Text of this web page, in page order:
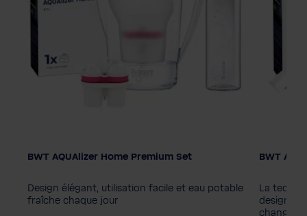
BWT AQUAlizer Home Premium Set
Design élégant, utilisation facile et eau potable
fraîche chaque jour
BWT
La
design